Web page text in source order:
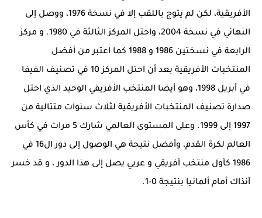
الأفريقية، لكن لم يتوج باللقب إلا في نسخة 1976، ووصل إلى
النهائي في نسخة 2004، واحتل المركز الثالثة في 1980. و مركز
الرابعة في نسختين 1986 و 1988 كما اعتبر من أفضل
المنتخبات الأفريقية بعد أن احتل المركز 10 في تصنيف الفيفا
في أبريل 1998، وهو أيضا المنتخب الأفريقي الوحيد الذي احتل
صدارة تصنيف المنتخبات الأفريقية لثلاث سنوات متتالية من
1997 إلى 1999. وعلى المستوى العالمي شارك 5 مرات في كأس
العالم لكرة القدم، وأفضل نتيجة هي الوصول إلى دور ال16 في
1986 كأول منتخب أفريقي و عربي يصل إلى هذا الدور ، و قد خسر
آنذاك أمام ألمانيا بنتيجة 0-1.